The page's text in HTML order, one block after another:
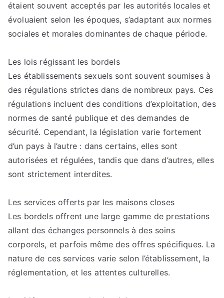
étaient souvent acceptés par les autorités locales et
évoluaient selon les époques, s’adaptant aux normes
sociales et morales dominantes de chaque période.
Les lois régissant les bordels
Les établissements sexuels sont souvent soumises à
des régulations strictes dans de nombreux pays. Ces
régulations incluent des conditions d’exploitation, des
normes de santé publique et des demandes de
sécurité. Cependant, la législation varie fortement
d’un pays à l’autre : dans certains, elles sont
autorisées et régulées, tandis que dans d’autres, elles
sont strictement interdites.
Les services offerts par les maisons closes
Les bordels offrent une large gamme de prestations
allant des échanges personnels à des soins
corporels, et parfois même des offres spécifiques. La
nature de ces services varie selon l’établissement, la
réglementation, et les attentes culturelles.